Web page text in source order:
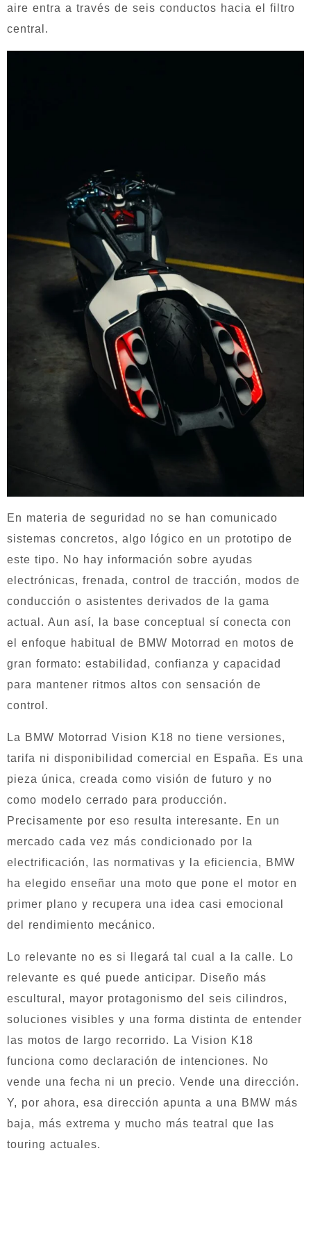
aire entra a través de seis conductos hacia el filtro
central.
En materia de seguridad no se han comunicado
sistemas concretos, algo lógico en un prototipo de
este tipo. No hay información sobre ayudas
electrónicas, frenada, control de tracción, modos de
conducción o asistentes derivados de la gama
actual. Aun así, la base conceptual sí conecta con
el enfoque habitual de BMW Motorrad en motos de
gran formato: estabilidad, confianza y capacidad
para mantener ritmos altos con sensación de
control.
La BMW Motorrad Vision K18 no tiene versiones,
tarifa ni disponibilidad comercial en España. Es una
pieza única, creada como visión de futuro y no
como modelo cerrado para producción.
Precisamente por eso resulta interesante. En un
mercado cada vez más condicionado por la
electrificación, las normativas y la eficiencia, BMW
ha elegido enseñar una moto que pone el motor en
primer plano y recupera una idea casi emocional
del rendimiento mecánico.
Lo relevante no es si llegará tal cual a la calle. Lo
relevante es qué puede anticipar. Diseño más
escultural, mayor protagonismo del seis cilindros,
soluciones visibles y una forma distinta de entender
las motos de largo recorrido. La Vision K18
funciona como declaración de intenciones. No
vende una fecha ni un precio. Vende una dirección.
Y, por ahora, esa dirección apunta a una BMW más
baja, más extrema y mucho más teatral que las
touring actuales.